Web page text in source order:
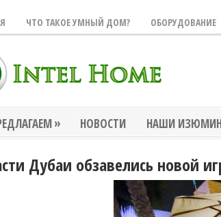
ЧТО ТАКОЕ УМНЫЙ ДОМ? ОБОРУДОВАНИЕ
» НОВОСТИ НАШИ
Дубаи обзавелись новой